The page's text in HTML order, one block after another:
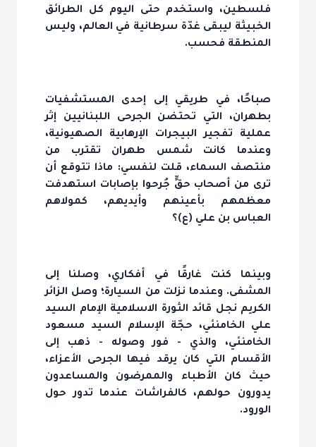
فلسطين، واستخدم حتى اليوم كل الطرائق
الخبيثة ليبقى غدّة سرطانية في العالم، وليس
المنطقة فحسب.
صباحًا، في طريقي إلى إحدى المستشفيات
بطهران، التي تحتضن الجرحى اللبنانيين إثر
عملية تفجير البيجرات الإرهابية الصهيونية،
وعندما كانت شمس طهران تقترب من
منتصف السماء، قلت لنفسي: ماذا تتوقع أن
ترى من أصحاب حقٍّ جُرحوا بإصابات استهدفت
معظمهم بأعينهم وأيديهم، كمولاهم
العباس بن علي (ع)؟
وبينما كنت غارقًا في أفكاري، وصلنا إلى
المشفى. وعندما نزلت من السيارة؛ وصل الزائر
الكريم نجل قائد الثورة الاسلامية الإمام السيد
علي الخامنئي، حجّة الإسلام السيد مسعود
الخامنئي، والذي - فور وصوله - ذهب إلى
الأقسام التي كان يرقد فيها الجرحى الأعزاء،
حيث كان الأطباء والممرضون والمساعدون
يدورون حولهم، كالفراشات عندما تدور حول
الورود.